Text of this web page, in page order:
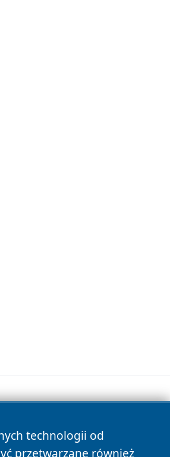
technologii od
przetwarzane również